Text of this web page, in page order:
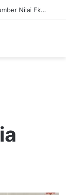
Kemenko Polkam Perkuat Koordinasi Penyusunan Kebijakan Menghadapi Era Post-Quantum Computing